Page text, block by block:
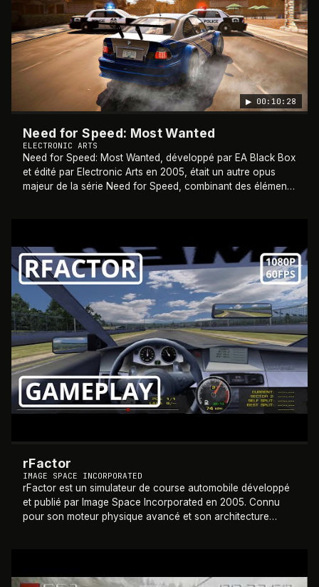
▶ 00:10:28
Need for Speed: Most Wanted
ELECTRONIC ARTS
Need for Speed: Most Wanted, développé par EA Black Box
et édité par Electronic Arts en 2005, était un autre opus
majeur de la série Need for Speed, combinant des éléments
rFactor
IMAGE SPACE INCORPORATED
rFactor est un simulateur de course automobile développé
et publié par Image Space Incorporated en 2005. Connu
pour son moteur physique avancé et son architecture